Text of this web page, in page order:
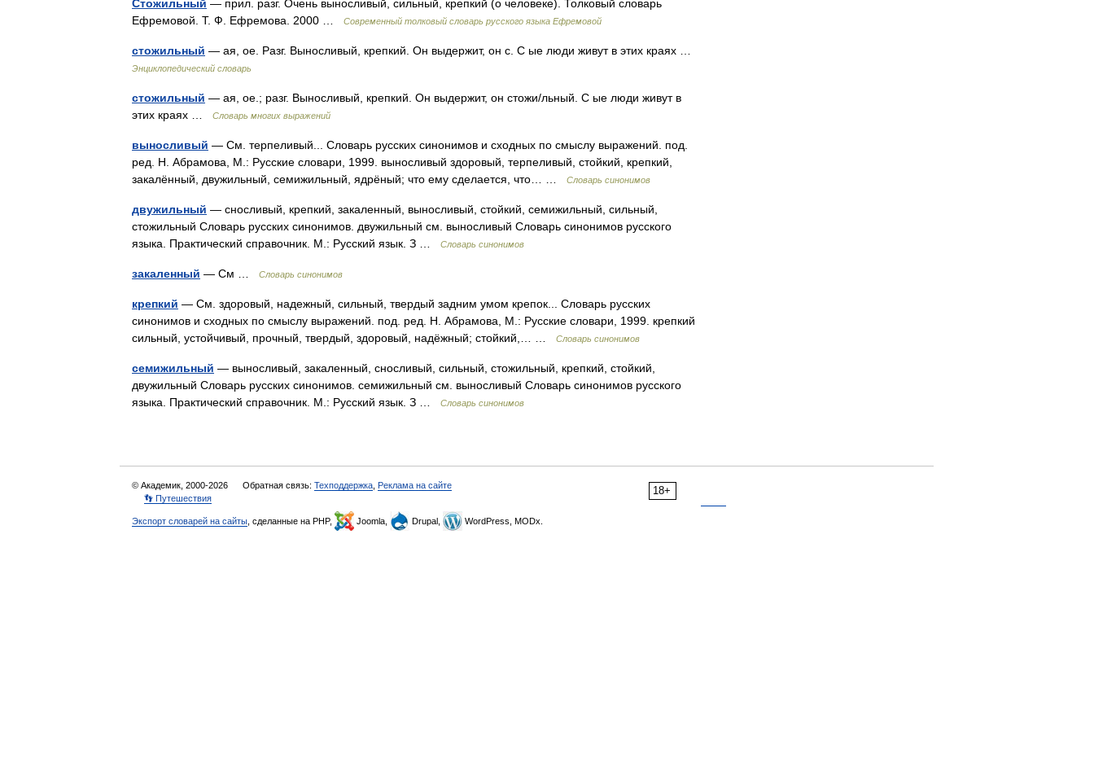
Стожильный — прил. разг. Очень выносливый, сильный, крепкий (о человеке). Толковый словарь
Ефремовой. Т. Ф. Ефремова. 2000 …
Современный толковый словарь русского языка Ефремовой
стожильный — ая, ое. Разг. Выносливый, крепкий. Он выдержит, он с. С ые люди живут в этих краях …
Энциклопедический словарь
стожильный — ая, ое.; разг. Выносливый, крепкий. Он выдержит, он стожи/льный. С ые люди живут в
этих краях …
Словарь многих выражений
выносливый — См. терпеливый... Словарь русских синонимов и сходных по смыслу выражений. под.
ред. Н. Абрамова, М.: Русские словари, 1999. выносливый здоровый, терпеливый, стойкий, крепкий,
закалённый, двужильный, семижильный, ядрёный; что ему сделается, что… …
Словарь синонимов
двужильный — сносливый, крепкий, закаленный, выносливый, стойкий, семижильный, сильный,
стожильный Словарь русских синонимов. двужильный см. выносливый Словарь синонимов русского
языка. Практический справочник. М.: Русский язык. З …
Словарь синонимов
закаленный — См … Словарь синонимов
крепкий — См. здоровый, надежный, сильный, твердый задним умом крепок... Словарь русских
синонимов и сходных по смыслу выражений. под. ред. Н. Абрамова, М.: Русские словари, 1999. крепкий
сильный, устойчивый, прочный, твердый, здоровый, надёжный; стойкий,… …
Словарь синонимов
семижильный — выносливый, закаленный, сносливый, сильный, стожильный, крепкий, стойкий,
двужильный Словарь русских синонимов. семижильный см. выносливый Словарь синонимов русского
языка. Практический справочник. М.: Русский язык. З …
Словарь синонимов
18+
© Академик, 2000-2026 Обратная связь: Техподдержка Реклама на сайте
👣 Путешествия
Экспорт словарей на сайты , сделанные на PHP, Joomla, Drupal, WordPress, MODx.